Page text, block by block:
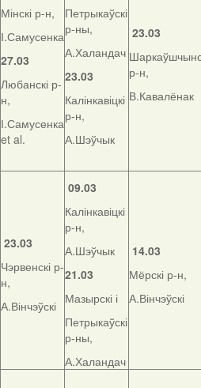
Мінскі р-н,
І.Самусенка
27.03
Любанскі р-
н,
І.Самусенка
et al.
Петрыкаўскі
р-ны,
А.Халандач
23.03
Калінкавіцкі
р-н,
А.Шэўчык
23.03
р-н,
В.Кавалёнак
23.03
Чэрвенскі р-
н,
А.Вінчэўскі
09.03
Калінкавіцкі
р-н,
А.Шэўчык
21.03
Мазырскі і
Петрыкаўскі
р-ны,
А.Халандач
14.03
Мёрскі р-н,
А.Вінчэўскі